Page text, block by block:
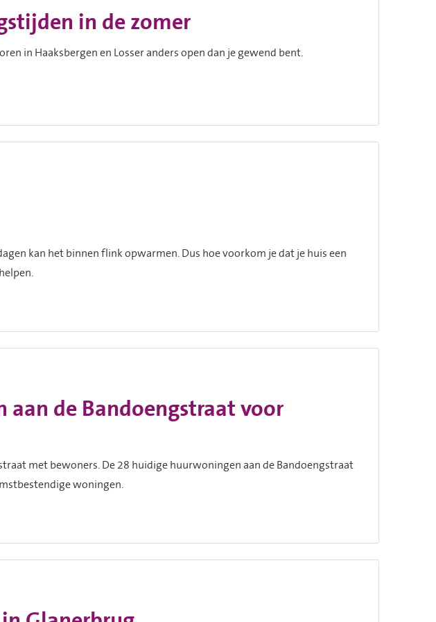
in de zomer
in Haaksbergen en Losser anders open dan je gewend bent.
kan het binnen flink opwarmen. Dus hoe voorkom je dat je huis een
aan de Bandoengstraat voor
met bewoners. De 28 huidige huurwoningen aan de Bandoengstraat
woningen.